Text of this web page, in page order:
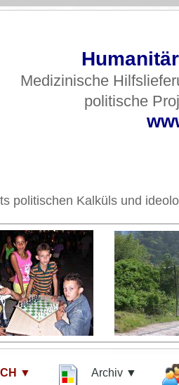
Medizinische
politische
politischen Kalküls und
▼ Archiv ▼